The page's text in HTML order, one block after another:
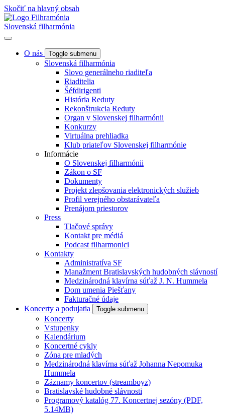
Skočiť na hlavný obsah
Slovenská filharmónia
O nás Toggle submenu
Slovenská filharmónia
Slovo generálneho riaditeľa
Riaditelia
Šéfdirigenti
História Reduty
Rekonštrukcia Reduty
Organ v Slovenskej filharmónii
Konkurzy
Virtuálna prehliadka
Klub priateľov Slovenskej filharmónie
Informácie
O Slovenskej filharmónii
Zákon o SF
Dokumenty
Projekt zlepšovania elektronických služieb
Profil verejného obstarávateľa
Prenájom priestorov
Press
Tlačové správy
Kontakt pre médiá
Podcast filharmonici
Kontakty
Administratíva SF
Manažment Bratislavských hudobných slávností
Medzinárodná klavírna súťaž J. N. Hummela
Dom umenia Piešťany
Fakturačné údaje
Koncerty a podujatia
Toggle submenu
Koncerty
Vstupenky
Kalendárium
Koncertné cykly
Zóna pre mladých
Medzinárodná klavírna súťaž Johanna Nepomuka
Hummela
Záznamy koncertov (streamboyz)
Bratislavské hudobné slávnosti
Programový katalóg 77. Koncertnej sezóny (PDF,
5.14MB)